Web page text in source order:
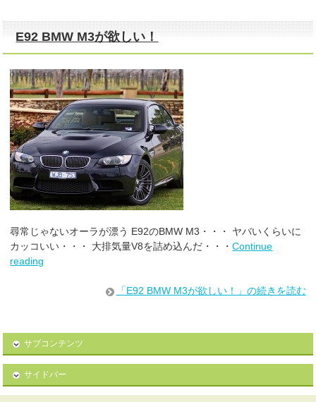
E92 BMW M3が欲しい！
尋常じゃないオーラが漂う E92のBMW M3・・・ ヤバいくらいに
カッコいい・・・ 大排気量V8を詰め込んだ・・・Continue
reading
「E92 BMW M3が欲しい！」の続きを読む
サブコンテンツ
サイドバー